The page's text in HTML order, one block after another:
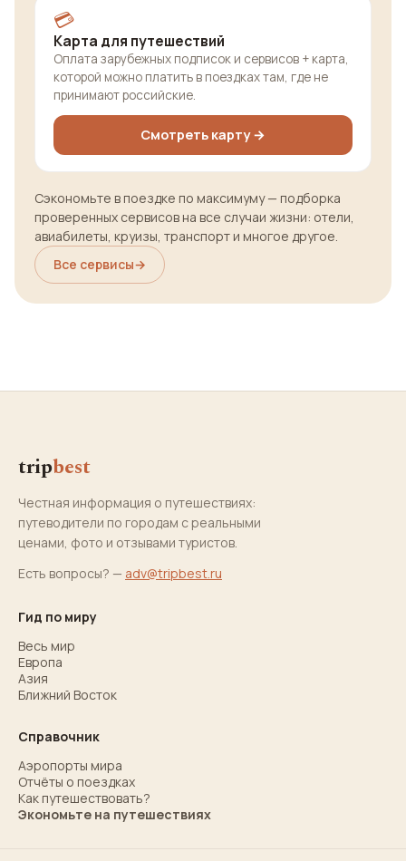
💳
Карта для путешествий
Оплата зарубежных подписок и сервисов + карта,
которой можно платить в поездках там, где не
принимают российские.
Смотреть карту →
Сэкономьте в поездке по максимуму — подборка
проверенных сервисов на все случаи жизни: отели,
авиабилеты, круизы, транспорт и многое другое.
Все сервисы→
tripbest
Честная информация о путешествиях:
путеводители по городам с реальными
ценами, фото и отзывами туристов.
Есть вопросы? — adv@tripbest.ru
Гид по миру
Весь мир
Европа
Азия
Ближний Восток
Справочник
Аэропорты мира
Отчёты о поездках
Как путешествовать?
Экономьте на путешествиях